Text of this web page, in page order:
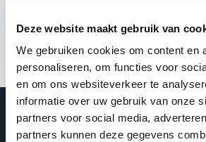
Deze website maakt gebruik van
We gebruiken cookies om content en
personaliseren, om functies voor
en om ons websiteverkeer te
informatie over uw gebruik van onze
partners voor social media,
partners kunnen deze gegevens
leiderschap: concrete manieren
onvoorspelbare contexten.
Deze lezing biedt scherpe
handvatten en vooral: een
uitnodiging om vandaag nog te
het leiderschap dat morgen
Video van spreker Mirjam Boxen